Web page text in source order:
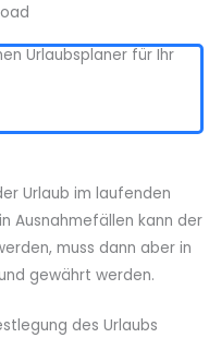
Urlaubsplaner für Ihr
Urlaub im laufenden
Ausnahmefällen kann der
muss dann aber in
gewährt werden.
des Urlaubs